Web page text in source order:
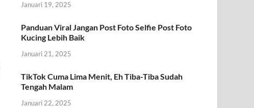
Januari 19, 2025
Panduan Viral Jangan Post Foto Selfie Post Foto
Kucing Lebih Baik
Januari 21, 2025
TikTok Cuma Lima Menit, Eh Tiba-Tiba Sudah
Tengah Malam
Januari 22, 2025